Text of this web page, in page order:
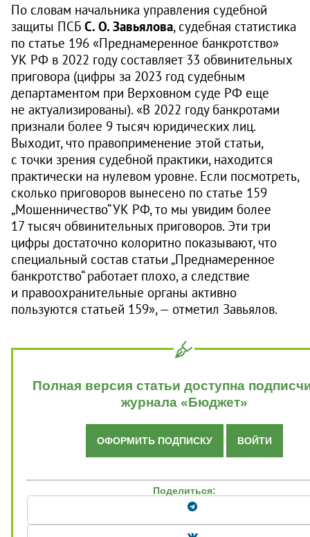
По словам начальника управления судебной
защиты ПСБ С. О. Завьялова, судебная статистика
по статье 196 «Преднамеренное банкротство»
УК РФ в 2022 году составляет 33 обвинительных
приговора (цифры за 2023 год судебным
департаментом при Верховном суде РФ еще
не актуализированы). «В 2022 году банкротами
признали более 9 тысяч юридических лиц.
Выходит, что правоприменение этой статьи,
с точки зрения судебной практики, находится
практически на нулевом уровне. Если посмотреть,
сколько приговоров вынесено по статье 159
„Мошенничество“ УК РФ, то мы увидим более
17 тысяч обвинительных приговоров. Эти три
цифры достаточно колоритно показывают, что
специальный состав статьи „Преднамеренное
банкротство“ работает плохо, а следствие
и правоохранительные органы активно
пользуются статьей 159», — отметил Завьялов.
Полная версия статьи доступна
журнала «Бюджет»
ОФОРМИТЬ ПОДПИСКУ ВОЙТИ
Поделиться: